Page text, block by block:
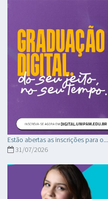
Estão abertas as inscrições para o...
31/07/2026